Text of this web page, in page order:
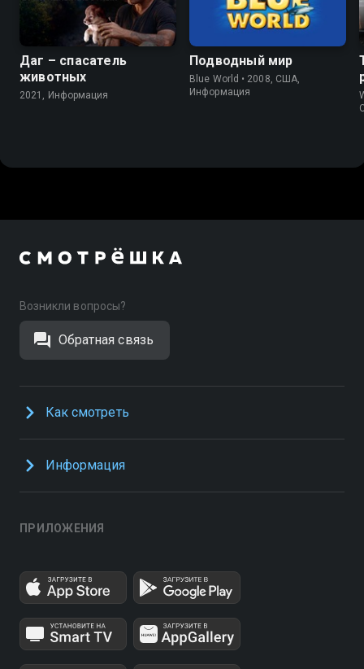
Даг – спасатель
животных
2021, Информация
Подводный мир
Blue World • 2008, США,
Информация
Возникли вопросы?
Обратная связь
Как смотреть
Информация
ПРИЛОЖЕНИЯ